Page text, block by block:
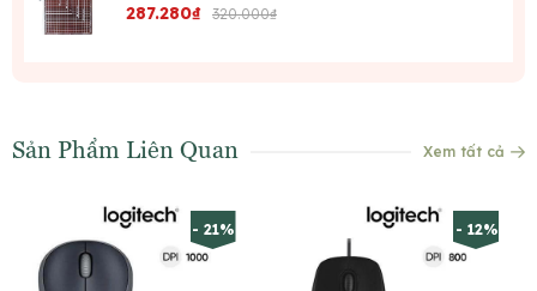
287.280₫ 320.000₫
Sản Phẩm Liên Quan Xem tất cả
- 21% - 12%